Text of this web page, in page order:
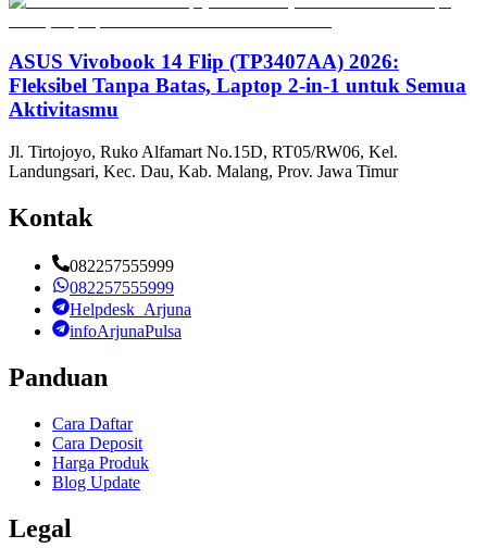
ASUS Vivobook 14 Flip (TP3407AA) 2026:
Fleksibel Tanpa Batas, Laptop 2-in-1 untuk Semua
Aktivitasmu
Jl. Tirtojoyo, Ruko Alfamart No.15D, RT05/RW06, Kel.
Landungsari, Kec. Dau, Kab. Malang, Prov. Jawa Timur
Kontak
082257555999
082257555999
Helpdesk_Arjuna
infoArjunaPulsa
Panduan
Cara Daftar
Cara Deposit
Harga Produk
Blog Update
Legal